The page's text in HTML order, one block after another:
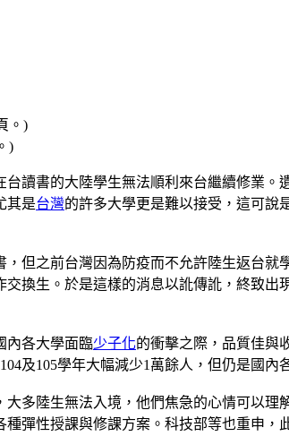
)
讀書的大陸學生無法順利來台繼續修業
其是台灣的許多大學更是難以接受，這可說
但之前台灣因為防疫而不允許陸生返台
換生。於是這樣的消息以訛傳訛，終致
內各大學面臨少子化的衝擊之際，品質佳與
及105學年大幅減少1萬餘人，但仍是國內
多陸生無法入境，他們焦急的心情可以
彈性授課與修課方案。科技部等也重申